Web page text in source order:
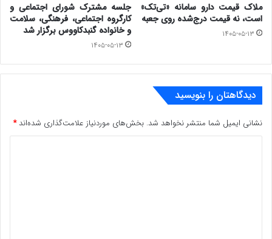
ملاک قیمت دارو سامانه «تی‌تک»
است، نه قیمت درج‌شده روی جعبه
۱۴۰۵-۰۵-۱۳
جلسه مشترک شورای اجتماعی و
کارگروه اجتماعی، فرهنگی، سلامت
و خانواده گنبدکاووس برگزار شد
۱۴۰۵-۰۵-۱۳
دیدگاهتان را بنویسید
نشانی ایمیل شما منتشر نخواهد شد. بخش‌های موردنیاز علامت‌گذاری شده‌اند*